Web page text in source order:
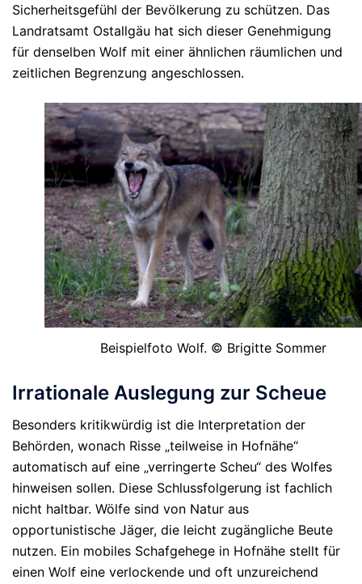
Sicherheitsgefühl der Bevölkerung zu schützen. Das
Landratsamt Ostallgäu hat sich dieser Genehmigung
für denselben Wolf mit einer ähnlichen räumlichen und
zeitlichen Begrenzung angeschlossen.
Beispielfoto Wolf. © Brigitte Sommer
Irrationale Auslegung zur Scheue
Besonders kritikwürdig ist die Interpretation der
Behörden, wonach Risse „teilweise in Hofnähe“
automatisch auf eine „verringerte Scheu“ des Wolfes
hinweisen sollen. Diese Schlussfolgerung ist fachlich
nicht haltbar. Wölfe sind von Natur aus
opportunistische Jäger, die leicht zugängliche Beute
nutzen. Ein mobiles Schafgehege in Hofnähe stellt für
einen Wolf eine verlockende und oft unzureichend